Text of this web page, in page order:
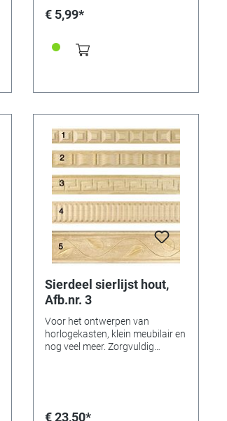
€ 5,99*
Sierdeel sierlijst hout,
Afb.nr. 3
Voor het ontwerpen van
horlogekasten, klein meubilair en
nog veel meer. Zorgvuldig
€ 23,50*